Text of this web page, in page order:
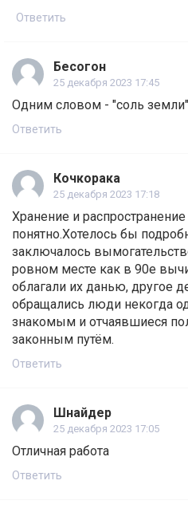
Ответить
Бесогон
25 декабря 2023 17:45
Одним словом - "соль
Ответить
Кочкорака
25 декабря 2023 17:18
Хранение и
понятно.Хотелось бы
заключалось
ровном месте как в 90е
облагали их данью, другое
обращались люди некогда
знакомым и отчаявшиеся
законным путём.
Ответить
Шнайдер
25 декабря 2023 17:05
Отличная работа
Ответить